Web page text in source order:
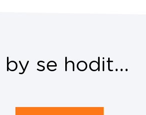
by se hodit...